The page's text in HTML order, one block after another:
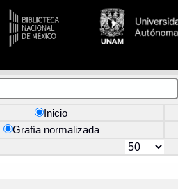
Inicio
Grafía normalizada